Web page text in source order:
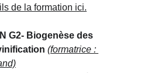
de la formation ici.
G2- Biogenèse des
(formatrice :